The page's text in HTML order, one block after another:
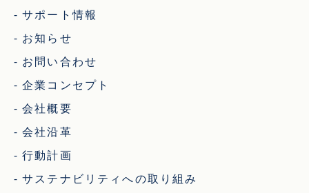
サポート情報
お知らせ
お問い合わせ
企業コンセプト
会社概要
会社沿革
行動計画
サステナビリティへの取り組み